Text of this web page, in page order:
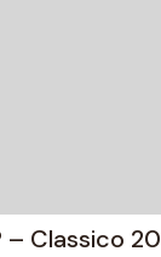
– Classico 20